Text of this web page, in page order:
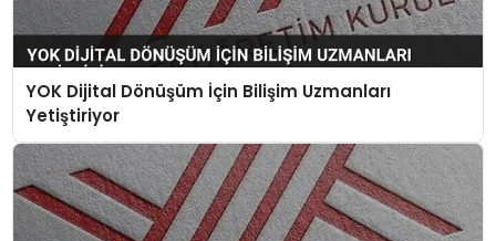
YOK Dijital Dönüşüm İçin Bilişim Uzmanları
Yetiştiriyor